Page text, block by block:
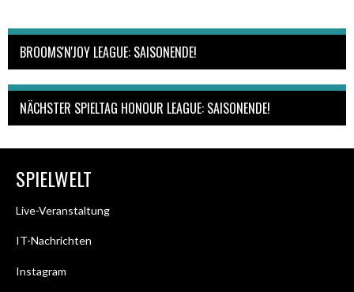
BROOMS'N'JOY LEAGUE: SAISONENDE!
NÄCHSTER SPIELTAG HONOUR LEAGUE: SAISONENDE!
SPIELWELT
Live-Veranstaltung
IT-Nachrichten
Instagram